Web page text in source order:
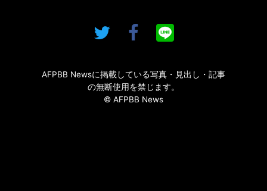
AFPBB Newsに掲載している写真・見出し・記事
の無断使用を禁じます。
© AFPBB News